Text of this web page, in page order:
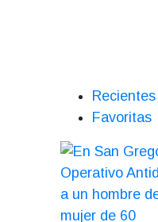
Recientes
Favoritas